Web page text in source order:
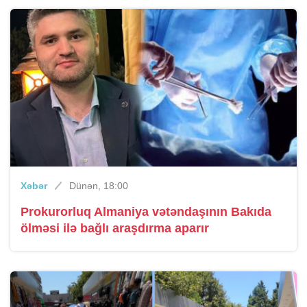
Xəbər Dünən, 18:00
Prokurorluq Almaniya vətəndaşının Bakıda
ölməsi ilə bağlı araşdırma aparır